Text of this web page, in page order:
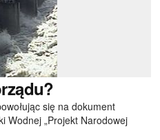
się na dokument
Wodnej „Projekt Narodowej